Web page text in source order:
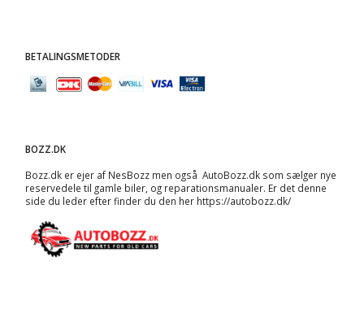
BETALINGSMETODER
BOZZ.DK
Bozz.dk er ejer af NesBozz men også AutoBozz.dk som sælger nye
reservedele til gamle biler, og reparationsmanualer. Er det denne
side du leder efter finder du den her https://autobozz.dk/